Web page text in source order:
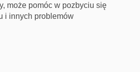
może pomóc w pozbyciu się
i innych problemów